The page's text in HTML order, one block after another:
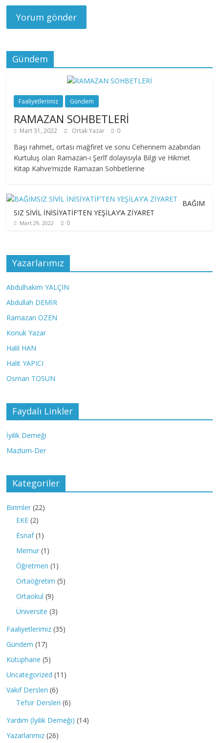
Gündem
Faaliyetlerimiz Gündem
RAMAZAN SOHBETLERİ
Mart 31, 2022 Ortak Yazar 0
Başı rahmet, ortası mağfiret ve sonu Cehennem azabından
Kurtuluş olan Ramazan-ı Şerîf dolayısıyla Bilgi ve Hikmet
Kitap Kahve’mizde Ramazan Sohbetlerine
BAĞIM
SIZ SİVİL İNİSİYATİF’TEN YEŞİLAY’A ZİYARET
Mart 29, 2022 0
Yazarlarımız
Abdulhakim YALÇIN
Abdullah DEMİR
Ramazan ÖZEN
Konuk Yazar
Halil HAN
Halit YAPICI
Osman TOSUN
Faydalı Linkler
İyilik Derneği
Mazlum-Der
Kategoriler
Birimler (22)
EKE (2)
Esnaf(1)
Memur (1)
Öğretmen (1)
Ortaöğretim (5)
Ortaokul (9)
Üniversite (3)
Faaliyetlerimiz (35)
Gündem (17)
Kütüphane (5)
Uncategorized (11)
Vakıf Dersleri (6)
Tefsir Dersleri (6)
Yardım (İyilik Derneği) (14)
Yazarlarımız (26)